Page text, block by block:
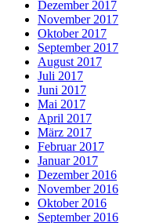
Dezember 2017
November 2017
Oktober 2017
September 2017
August 2017
Juli 2017
Juni 2017
Mai 2017
April 2017
März 2017
Februar 2017
Januar 2017
Dezember 2016
November 2016
Oktober 2016
September 2016